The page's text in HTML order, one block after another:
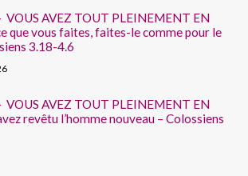
VOUS AVEZ TOUT PLEINEMENT EN
que vous faites, faites-le comme pour le
3.18-4.6
VOUS AVEZ TOUT PLEINEMENT EN
revêtu l’homme nouveau – Colossiens